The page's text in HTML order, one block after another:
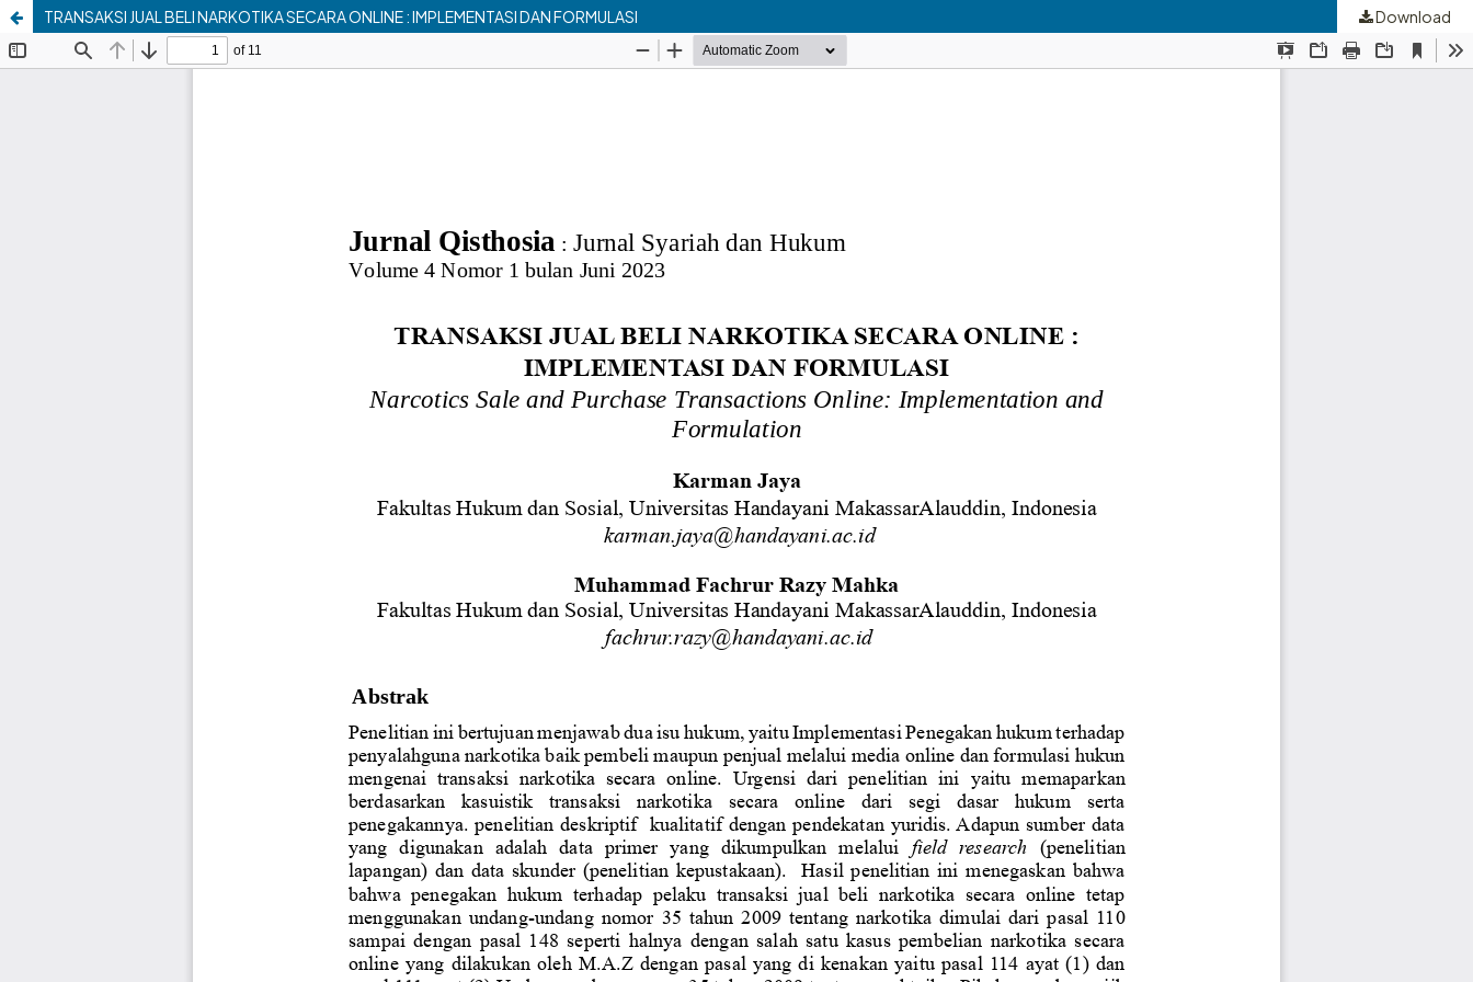
TRANSAKSI JUAL BELI NARKOTIKA SECARA ONLINE : IMPLEMENTASI DAN FORMULASI Download